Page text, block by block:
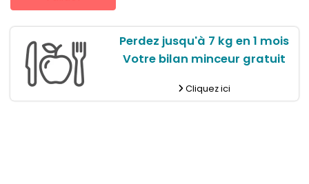
Perdez jusqu'à 7 kg en 1 mois
Votre bilan minceur gratuit
Cliquez ici